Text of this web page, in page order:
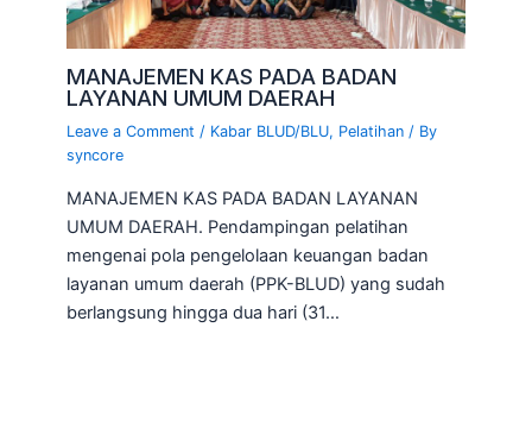
MANAJEMEN KAS PADA BADAN
LAYANAN UMUM DAERAH
Leave a Comment / Kabar BLUD/BLU, Pelatihan / By
syncore
MANAJEMEN KAS PADA BADAN LAYANAN
UMUM DAERAH. Pendampingan pelatihan
mengenai pola pengelolaan keuangan badan
layanan umum daerah (PPK-BLUD) yang sudah
berlangsung hingga dua hari (31…